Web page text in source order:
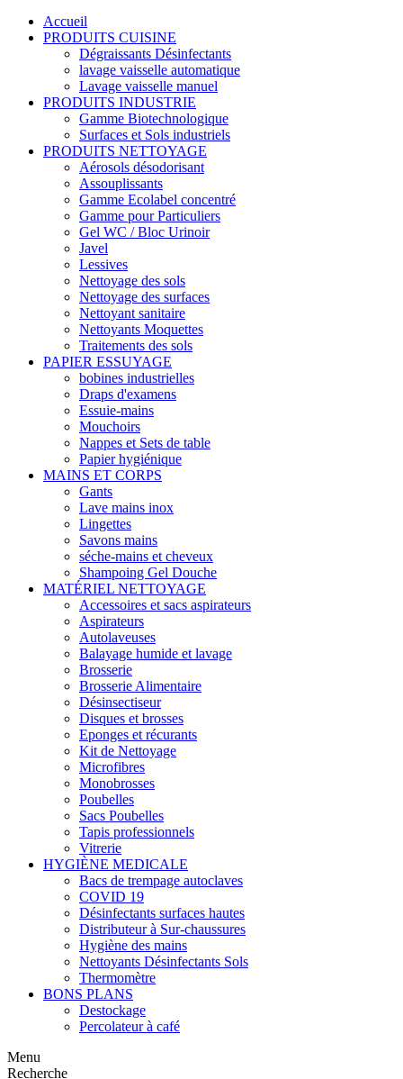
Accueil
PRODUITS CUISINE
Dégraissants Désinfectants
lavage vaisselle automatique
Lavage vaisselle manuel
PRODUITS INDUSTRIE
Gamme Biotechnologique
Surfaces et Sols industriels
PRODUITS NETTOYAGE
Aérosols désodorisant
Assouplissants
Gamme Ecolabel concentré
Gamme pour Particuliers
Gel WC / Bloc Urinoir
Javel
Lessives
Nettoyage des sols
Nettoyage des surfaces
Nettoyant sanitaire
Nettoyants Moquettes
Traitements des sols
PAPIER ESSUYAGE
bobines industrielles
Draps d'examens
Essuie-mains
Mouchoirs
Nappes et Sets de table
Papier hygiénique
MAINS ET CORPS
Gants
Lave mains inox
Lingettes
Savons mains
séche-mains et cheveux
Shampoing Gel Douche
MATÉRIEL NETTOYAGE
Accessoires et sacs aspirateurs
Aspirateurs
Autolaveuses
Balayage humide et lavage
Brosserie
Brosserie Alimentaire
Désinsectiseur
Disques et brosses
Eponges et récurants
Kit de Nettoyage
Microfibres
Monobrosses
Poubelles
Sacs Poubelles
Tapis professionnels
Vitrerie
HYGIÈNE MEDICALE
Bacs de trempage autoclaves
COVID 19
Désinfectants surfaces hautes
Distributeur à Sur-chaussures
Hygiène des mains
Nettoyants Désinfectants Sols
Thermomètre
BONS PLANS
Destockage
Percolateur à café
Menu
Recherche